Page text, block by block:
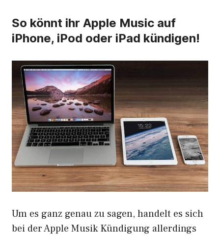
So könnt ihr Apple Music auf
iPhone, iPod oder iPad kündigen!
Um es ganz genau zu sagen, handelt es sich
bei der Apple Musik Kündigung allerdings